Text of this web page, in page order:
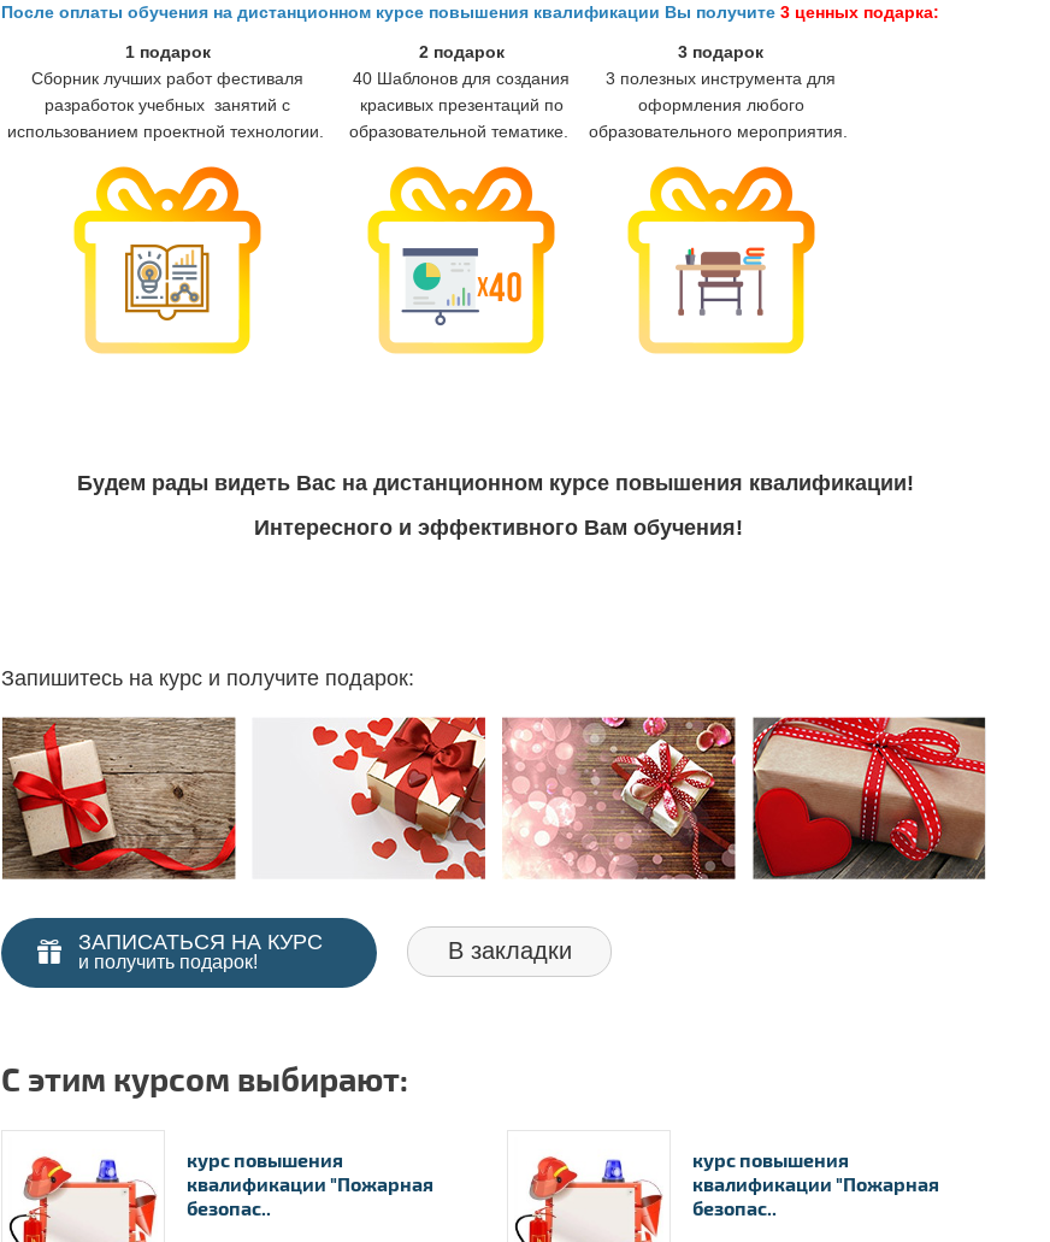
После оплаты обучения на дистанционном курсе повышения квалификации Вы получите 3 ценных подарка:
1 подарок 2 подарок
3 подарок
Сборник лучших работ фестиваля
разработок учебных занятий с
использованием проектной технологии.
40 Шаблонов для создания
красивых презентаций по
образовательной тематике.
3 полезных инструмента для
оформления любого
образовательного мероприятия.
Будем рады видеть Вас на дистанционном курсе повышения квалификации!
Интересного и эффективного Вам обучения!
Запишитесь на курс и получите подарок:
ЗАПИСАТЬСЯ НА КУРС
и получить подарок! В закладки
С этим курсом выбирают:
курс повышения
квалификации "Пожарная
безопас..
курс повышения
квалификации "Пожарная
безопас..